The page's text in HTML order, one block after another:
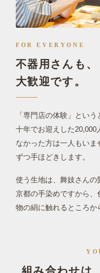
FOR EVERYONE
不器用さんも、
大歓迎です。
「専門店の体験」とい
十年でお迎えした20,000
なかった方は一人もい
ずつ手ほどきします。
使う生地は、舞妓さんの
京都の手染めですから
物の絹に触れるところか